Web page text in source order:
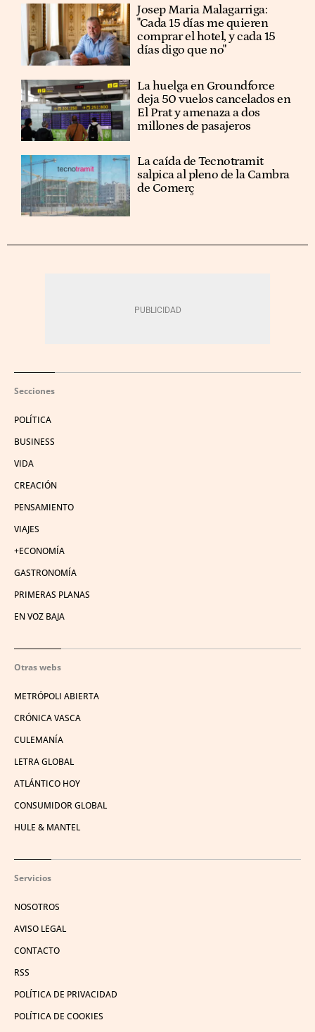
​​Josep Maria Malagarriga:
"Cada 15 días me quieren
comprar el hotel, y cada 15
días digo que no"
La huelga en Groundforce
deja 50 vuelos cancelados en
El Prat y amenaza a dos
millones de pasajeros
La caída de Tecnotramit
salpica al pleno de la Cambra
de Comerç
Secciones
POLÍTICA
BUSINESS
VIDA
CREACIÓN
PENSAMIENTO
VIAJES
+ECONOMÍA
GASTRONOMÍA
PRIMERAS PLANAS
EN VOZ BAJA
Otras webs
METRÓPOLI ABIERTA
CRÓNICA VASCA
CULEMANÍA
LETRA GLOBAL
ATLÁNTICO HOY
CONSUMIDOR GLOBAL
HULE & MANTEL
Servicios
NOSOTROS
AVISO LEGAL
CONTACTO
RSS
POLÍTICA DE PRIVACIDAD
POLÍTICA DE COOKIES